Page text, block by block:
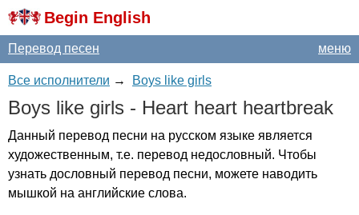
Begin English
меню
Перевод песен
Все исполнители → Boys like girls
Boys like girls - Heart heart heartbreak
Данный перевод песни на русском языке является
художественным, т.е. перевод недословный. Чтобы
узнать дословный перевод песни, можете наводить
мышкой на английские слова.